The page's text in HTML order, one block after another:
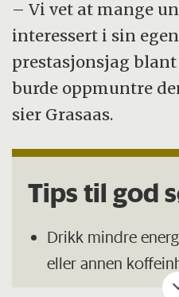
– Vi vet at mange
interessert i sin
prestasjonsjag
burde oppmuntre
sier Grasaas.
Tips til god
Drikk mindre
eller annen
det spesielt etter